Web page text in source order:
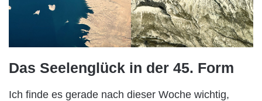
Das Seelenglück in der 45. Form
Ich finde es gerade nach dieser Woche wichtig,